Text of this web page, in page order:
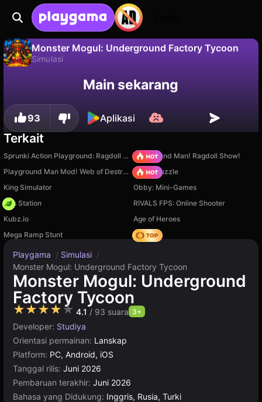
Monster Mogul: Underground Factory Tycoon
Simulasi
Simpan progresnya!
Main sekarang
93 Aplikasi
Terkait
Sprunki Action Playground: Ragdoll Sandbox Playground Man! Ragdoll Show!
Playground Man Mod! Web of Destruction! Arrow Puzzle
King Simulator
Obby: Mini-Games
Gas Station
RIVALS FPS: Online Shooter
Kubz.io
Age of Heroes
Mega Ramp Stunt
Hedgies
Playgama / Simulasi /
Monster Mogul: Underground Factory Tycoon
Monster Mogul: Underground
Factory Tycoon
★★★★★ 4.1 / 93 suara 3+
Developer: Studiya
Orientasi permainan: Lanskap
Platform: PC, Android, iOS
Tanggal rilis: Juni 2026
Pembaruan terakhir: Juni 2026
Bahasa yang Didukung: Inggris, Rusia, Turki